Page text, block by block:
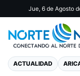
Jue, 6 de Agosto
ACTUALIDAD